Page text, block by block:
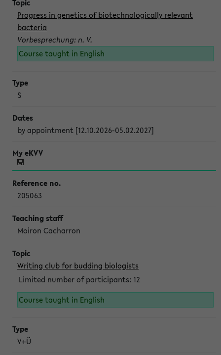
Progress in genetics of biotechnologically relevant
bacteria
Vorbesprechung: n. V.
Course taught in English
S
by appointment [12.10.2026-05.02.2027]
205063
Moiron Cacharron
Writing club for budding biologists
Limited number of participants: 12
Course taught in English
V+Ü